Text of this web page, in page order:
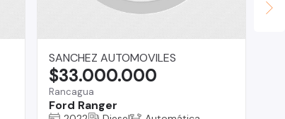
SANCHEZ AUTOMOVILES
Rancagua
Ford Ranger
$33.000.000